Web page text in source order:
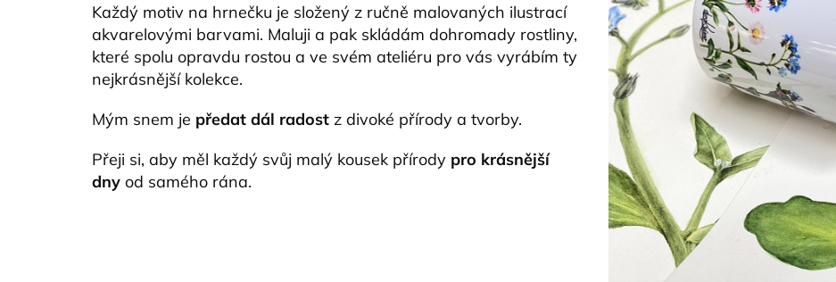
Každý motiv na hrnečku je složený z ručně malovaných ilustrací
akvarelovými barvami. Maluji a pak skládám dohromady rostliny,
které spolu opravdu rostou a ve svém ateliéru pro vás vyrábím ty
nejkrásnější kolekce.
Mým snem je předat dál radost z divoké přírody a tvorby.
Přeji si, aby měl každý svůj malý kousek přírody pro krásnější
dny od samého rána.